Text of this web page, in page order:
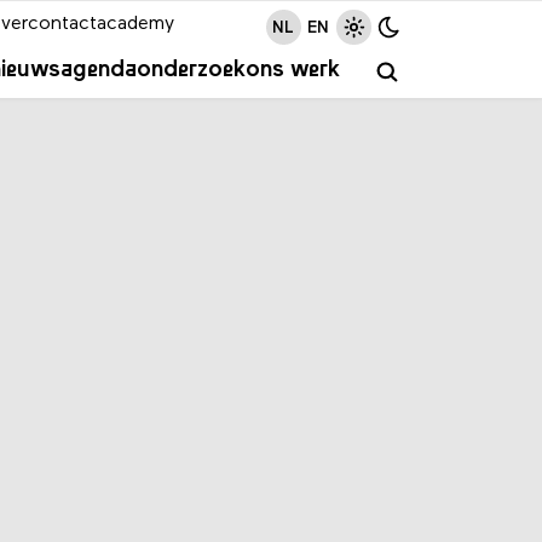
agendaonderzoekons werk
contactacademy NL EN